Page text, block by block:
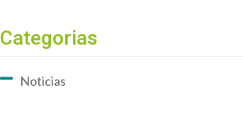
Categorias
Noticias